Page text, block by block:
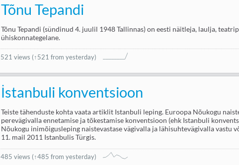
Tõnu Tepandi
Tõnu Tepandi (sündinud 4. juulil 1948 Tallinnas) on eesti näitleja, laulja,
ühiskonnategelane.
521 views (↑521 from yesterday)
İstanbuli konventsioon
Teiste tähenduste kohta vaata artiklit Istanbuli leping. Euroopa Nõukogu
perevägivalla ennetamise ja tõkestamise konventsioon (ehk Istanbuli
Nõukogu inimõigusleping naistevastase vägivalla ja lähisuhtevägivalla vastu
11. mail 2011 Istanbulis Türgis.
485 views (↑485 from yesterday)